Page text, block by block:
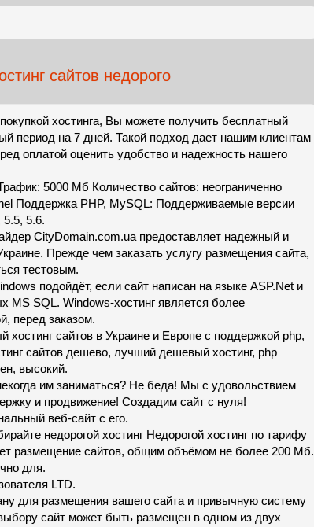
сайтов недорого
хостинга, Вы можете получить бесплатный
период на 7 дней. Такой подход дает нашим клиентам
оплатой оценить удобство и надежность нашего
5000 Мб Количество сайтов: неограниченно
Поддержка PHP, MySQL: Поддерживаемые версии
5.5, 5.6.
CityDomain.com.ua предоставляет надежный и
Прежде чем заказать услугу размещения сайта,
тестовым.
подойдёт, если сайт написан на языке ASP.Net и
MS SQL. Windows-хостинг является более
перед заказом.
хостинг сайтов в Украине и Европе с поддержкой php,
сайтов дешево, лучший дешевый хостинг, php
высокий.
им заниматься? Не беда! Мы с удовольствием
и продвижение! Создадим сайт с нуля!
веб-сайт с его.
недорогой хостинг Недорогой хостинг по тарифу
размещение сайтов, общим объёмом не более 200 Мб.
для.
LTD.
для размещения вашего сайта и привычную систему
сайт может быть размещен в одном из двух